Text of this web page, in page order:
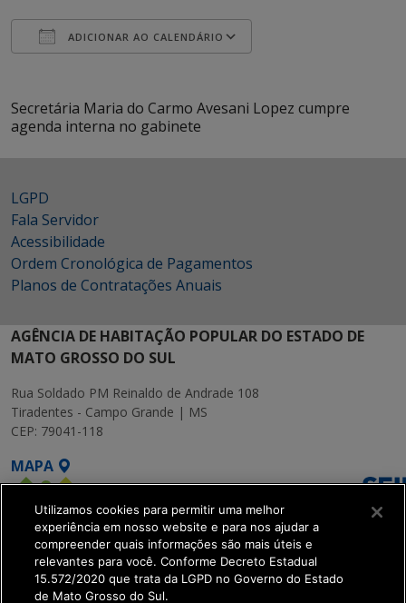
ADICIONAR AO CALENDÁRIO
Secretária Maria do Carmo Avesani Lopez cumpre
agenda interna no gabinete
LGPD
Fala Servidor
Acessibilidade
Ordem Cronológica de Pagamentos
Planos de Contratações Anuais
AGÊNCIA DE HABITAÇÃO POPULAR DO ESTADO DE
MATO GROSSO DO SUL
Rua Soldado PM Reinaldo de Andrade 108
Tiradentes - Campo Grande | MS
CEP: 79041-118
MAPA
SETDIG | Secretaria-
Utilizamos cookies para permitir uma melhor
experiência em nosso website e para nos ajudar a
compreender quais informações são mais úteis e
relevantes para você. Conforme Decreto Estadual
15.572/2020 que trata da LGPD no Governo do Estado
de Mato Grosso do Sul.